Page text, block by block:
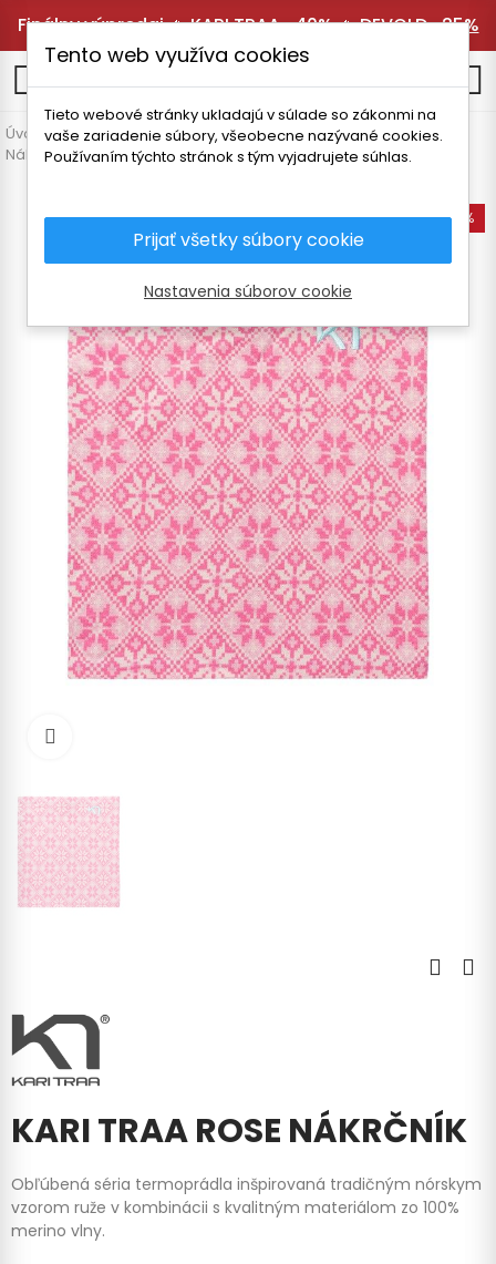
Finálny výpredaj 🔥KARI TRAA -40%🔥DEVOLD -25%
Úvodná stránka Dámske oblečenie
Doplnky
Nákrčníky a kukly
KARI TRAA ROSE NÁKRČNÍK
-40%
KARI TRAA ROSE NÁKRČNÍK
Obľúbená séria termoprádla inšpirovaná tradičným nórskym
vzorom ruže v kombinácii s kvalitným materiálom zo 100%
merino vlny.
Tento web využíva cookies
Tieto webové stránky ukladajú v súlade so zákonmi na
vaše zariadenie súbory, všeobecne nazývané cookies.
Používaním týchto stránok s tým vyjadrujete súhlas.
Prijať všetky súbory cookie
Nastavenia súborov cookie